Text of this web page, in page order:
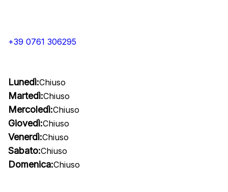
+39 0761 306295
Lunedì:Chiuso
Martedì:Chiuso
Mercoledì:Chiuso
Giovedì:Chiuso
Venerdì:Chiuso
Sabato:Chiuso
Domenica:Chiuso